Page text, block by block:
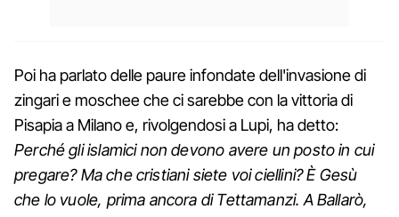
Poi ha parlato delle paure infondate dell'invasione di
zingari e moschee che ci sarebbe con la vittoria di
Pisapia a Milano e, rivolgendosi a Lupi, ha detto:
Perché gli islamici non devono avere un posto in cui
pregare? Ma che cristiani siete voi ciellini? È Gesù
che lo vuole, prima ancora di Tettamanzi. A Ballarò,